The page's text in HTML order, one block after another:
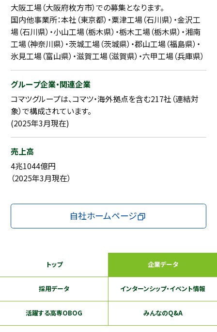
大阪工場（大阪府枚方市）での募集となります。
国内他事業所：本社（東京都）・粟津工場（石川県）・金沢工
場（石川県）・小山工場（栃木県）・栃木工場（栃木県）・湘南
工場（神奈川県）・茨城工場（茨城県）・郡山工場（福島県）・
氷見工場（富山県）・滋賀工場（滋賀県）・六甲工場（兵庫県）
グループ企業・関連企業
コマツグループは、コマツ・海外拠点を含む217社（連結対
象）で構成されています。
(2025年3月現在)
売上高
4兆1044億円
（2025年3月現在）
自社ホームページ
トップ 企業データ
採用データ インターンシップ・イベント情報
活躍する高専OBOG みんなのQ&A